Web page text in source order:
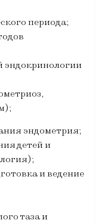
периода;
эндокринологии
эндометрия;
детей и
и ведение
таза и